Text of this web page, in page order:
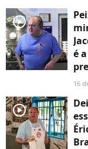
player2
é
16
player2